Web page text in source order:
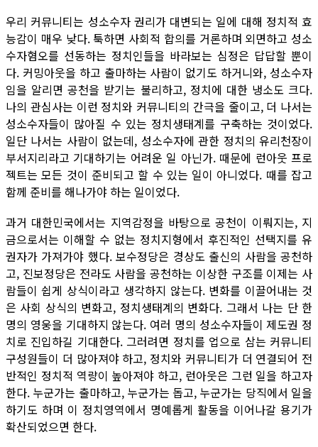
우리 커뮤니티는 성소수자 권리가 대변되는 일에 대해 정치적 효
능감이 매우 낮다. 툭하면 사회적 합의를 거론하며 외면하고 성소
수자혐오를 선동하는 정치인들을 바라보는 심정은 답답할 뿐이
다. 커밍아웃을 하고 출마하는 사람이 없기도 하거니와, 성소수자
임을 알리면 공천을 받기는 불리하고, 정치에 대한 냉소도 크다.
나의 관심사는 이런 정치와 커뮤니티의 간극을 줄이고, 더 나서는
성소수자들이 많아질 수 있는 정치생태계를 구축하는 것이었다.
일단 나서는 사람이 없는데, 성소수자에 관한 정치의 유리천장이
부서지리라고 기대하기는 어려운 일 아닌가. 때문에 런아웃 프로
젝트는 모든 것이 준비되고 할 수 있는 일이 아니었다. 때를 잡고
함께 준비를 해나가야 하는 일이었다.
과거 대한민국에서는 지역감정을 바탕으로 공천이 이뤄지는, 지
금으로서는 이해할 수 없는 정치지형에서 후진적인 선택지를 유
권자가 가져가야 했다. 보수정당은 경상도 출신의 사람을 공천하
고, 진보정당은 전라도 사람을 공천하는 이상한 구조를 이제는 사
람들이 쉽게 상식이라고 생각하지 않는다. 변화를 이끌어내는 것
은 사회 상식의 변화고, 정치생태계의 변화다. 그래서 나는 단 한
명의 영웅을 기대하지 않는다. 여러 명의 성소수자들이 제도권 정
치로 진입하길 기대한다. 그러려면 정치를 업으로 삼는 커뮤니티
구성원들이 더 많아져야 하고, 정치와 커뮤니티가 더 연결되어 전
반적인 정치적 역량이 높아져야 하고, 런아웃은 그런 일을 하고자
한다. 누군가는 출마하고, 누군가는 돕고, 누군가는 당직에서 일을
하기도 하며 이 정치영역에서 명예롭게 활동을 이어나갈 용기가
확산되었으면 한다.